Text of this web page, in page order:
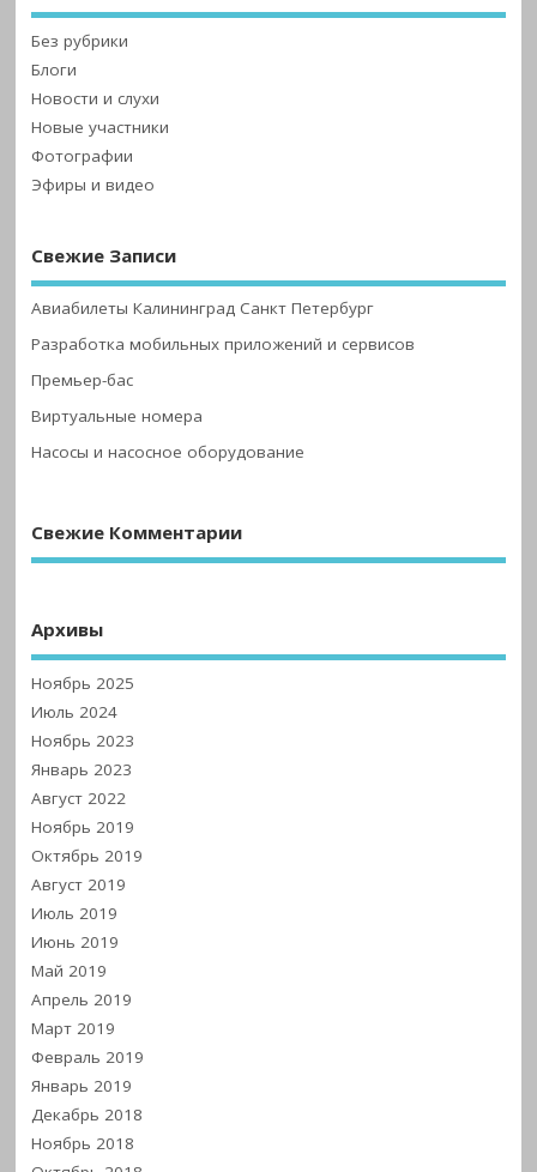
Без рубрики
Блоги
Новости и слухи
Новые участники
Фотографии
Эфиры и видео
Свежие Записи
Авиабилеты Калининград Санкт Петербург
Разработка мобильных приложений и сервисов
Премьер-бас
Виртуальные номера
Насосы и насосное оборудование
Свежие Комментарии
Архивы
Ноябрь 2025
Июль 2024
Ноябрь 2023
Январь 2023
Август 2022
Ноябрь 2019
Октябрь 2019
Август 2019
Июль 2019
Июнь 2019
Май 2019
Апрель 2019
Март 2019
Февраль 2019
Январь 2019
Декабрь 2018
Ноябрь 2018